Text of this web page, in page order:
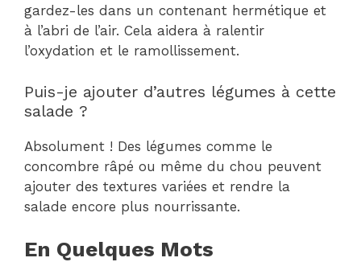
gardez-les dans un contenant hermétique et
à l’abri de l’air. Cela aidera à ralentir
l’oxydation et le ramollissement.
Puis-je ajouter d’autres légumes à cette
salade ?
Absolument ! Des légumes comme le
concombre râpé ou même du chou peuvent
ajouter des textures variées et rendre la
salade encore plus nourrissante.
En Quelques Mots